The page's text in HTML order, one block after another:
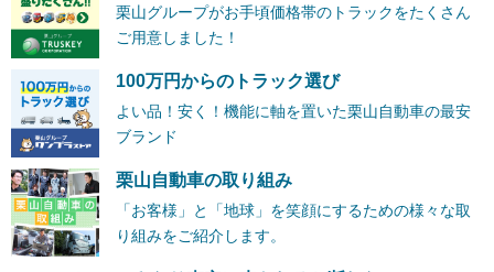
栗山グループがお手頃価格帯のトラックをたくさん
ご用意しました！
100万円からのトラック選び
よい品！安く！機能に軸を置いた栗山自動車の最安
ブランド
栗山自動車の取り組み
「お客様」と「地球」を笑顔にするための様々な取
り組みをご紹介します。